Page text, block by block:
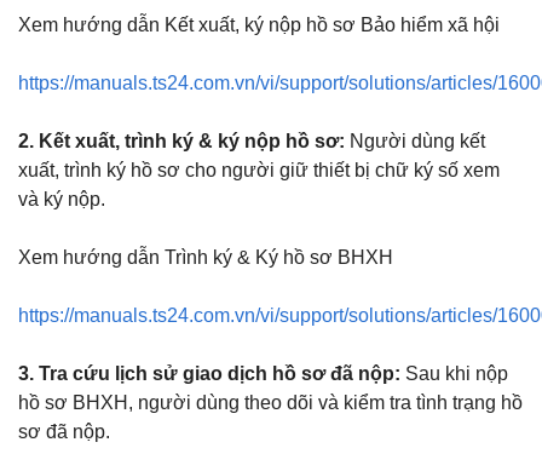
Xem hướng dẫn Kết xuất, ký nộp hồ sơ Bảo hiểm xã hội
https://manuals.ts24.com.vn/vi/support/solutions/articles/
2. Kết xuất, trình ký & ký nộp hồ sơ: Người dùng kết
xuất, trình ký hồ sơ cho người giữ thiết bị chữ ký số xem
và ký nộp.
Xem hướng dẫn Trình ký & Ký hồ sơ BHXH
https://manuals.ts24.com.vn/vi/support/solutions/articles/
3. Tra cứu lịch sử giao dịch hồ sơ đã nộp: Sau khi nộp
hồ sơ BHXH, người dùng theo dõi và kiểm tra tình trạng hồ
sơ đã nộp.